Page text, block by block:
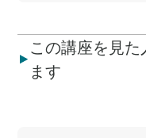
この講座を見
ます